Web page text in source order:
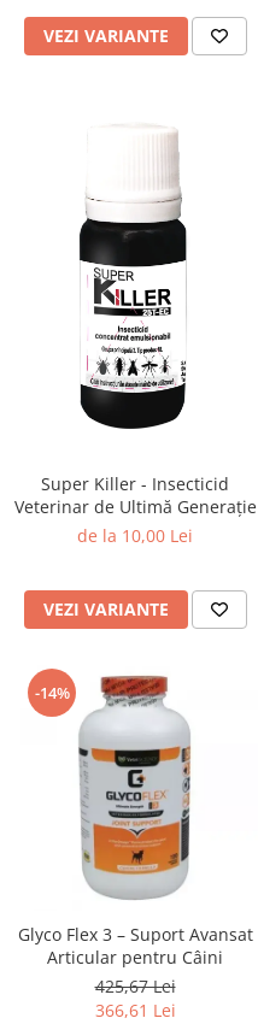
VEZI VARIANTE
Super Killer - Insecticid
Veterinar de Ultimă Generație
de la 10,00 Lei
VEZI VARIANTE
-14%
Glyco Flex 3 – Suport Avansat
Articular pentru Câini
425,67 Lei
366,61 Lei